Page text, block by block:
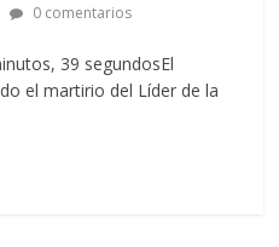
0 comentarios
39 segundosEl
el martirio del Líder de la